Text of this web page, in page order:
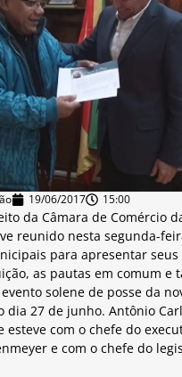
19/06/2017 15:00
da Câmara de Comércio
reunido nesta segunda-
para apresentar seus
as pautas em comum e
solene de posse da
dia 27 de junho. Antônio
esteve com o chefe do
e com o chefe do